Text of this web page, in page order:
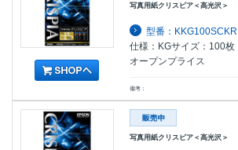
写真用紙クリスピア＜高光沢＞
型番：KKG100SCKR
仕様：KGサイズ：100枚
オープンプライス
備考：
写真用紙クリスピア＜高光沢＞